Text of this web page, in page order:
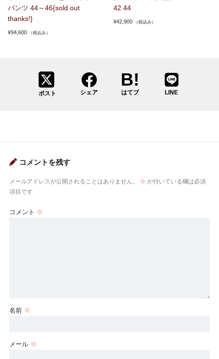
パンツ 44～46{sold out
thanks!}
¥94,600 （税込み）
42 44
¥42,900 （税込み）
ポスト シェア はてブ LINE
コメントを残す
メールアドレスが公開されることはありません。 ※ が付いている欄は必須
項目です
コメント ※
名前 ※
メール ※